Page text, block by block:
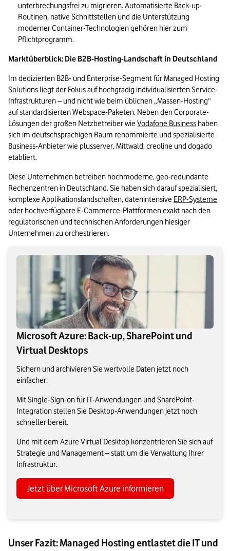
unterbrechungsfrei zu migrieren. Automatisierte Back-up-
Routinen, native Schnittstellen und die Unterstützung
moderner Container-Technologien gehören hier zum
Pflichtprogramm.
Marktüberblick: Die B2B-Hosting-Landschaft in Deutschland
Im dedizierten B2B- und Enterprise-Segment für Managed Hosting
Solutions liegt der Fokus auf hochgradig individualisierten Service-
Infrastrukturen – und nicht wie beim üblichen „Massen-Hosting“
auf standardisierten Webspace-Paketen. Neben den Corporate-
Lösungen der großen Netzbetreiber wie Vodafone Business haben
sich im deutschsprachigen Raum renommierte und spezialisierte
Business-Anbieter wie plusserver, Mittwald, creoline und dogado
etabliert.
Diese Unternehmen betreiben hochmoderne, geo-redundante
Rechenzentren in Deutschland. Sie haben sich darauf spezialisiert,
komplexe Applikationslandschaften, datenintensive ERP-Systeme
oder hochverfügbare E-Commerce-Plattformen exakt nach den
regulatorischen und technischen Anforderungen hiesiger
Unternehmen zu orchestrieren.
Microsoft Azure: Back-up, SharePoint und
Virtual Desktops
Sichern und archivieren Sie wertvolle Daten jetzt noch
einfacher.
Mit Single-Sign-on für IT-Anwendungen und SharePoint-
Integration stellen Sie Desktop-Anwendungen jetzt noch
schneller bereit.
Und mit dem Azure Virtual Desktop konzentrieren Sie sich auf
Strategie und Management – statt um die Verwaltung Ihrer
Infrastruktur.
Jetzt über Microsoft Azure informieren
Unser Fazit: Managed Hosting entlastet die IT und